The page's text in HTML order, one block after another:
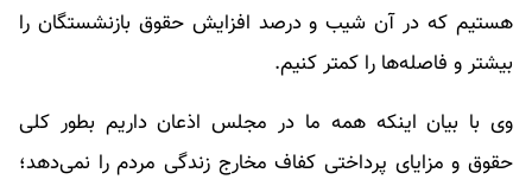
هستیم که در آن شیب و درصد افزایش حقوق بازنشستگان را
بیشتر و فاصله‌ها را کمتر کنیم.
وی با بیان اینکه همه ما در مجلس اذعان داریم بطور کلی
حقوق و مزایای پرداختی کفاف مخارج زندگی مردم را نمی‌دهد؛